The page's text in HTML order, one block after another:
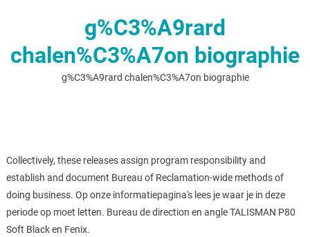
g%C3%A9rard
chalen%C3%A7on biographie
g%C3%A9rard chalen%C3%A7on biographie
Collectively, these releases assign program responsibility and
establish and document Bureau of Reclamation-wide methods of
doing business. Op onze informatiepagina's lees je waar je in deze
periode op moet letten. Bureau de direction en angle TALISMAN P80
Soft Black en Fenix.